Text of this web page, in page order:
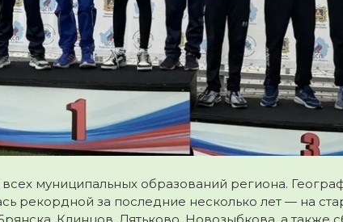
муниципальных образований региона.
рекордной за последние несколько лет — на